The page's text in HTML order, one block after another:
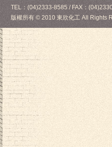
TEL：(04)2333-8585 / FAX：
版權所有 © 2010 東欣化工 All Rights